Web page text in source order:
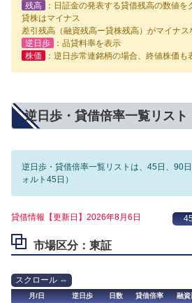
残高
：日証金の発表する貸借残高の数値を
貸株はマイナス
差引残高（融資残高ー貸株残高）がマイナス
逆日歩
：品貸料率を表示
株価
：逆日歩常連銘柄の場合、終値株価も
逆日歩・貸借倍率一覧リスト
逆日歩・貸借倍率一覧リストは、45日、90
ォルト45日）
貸借情報【更新日】2026年8月6日
市場区分：東証
月/日 逆日歩 日数 貸借倍率 融資